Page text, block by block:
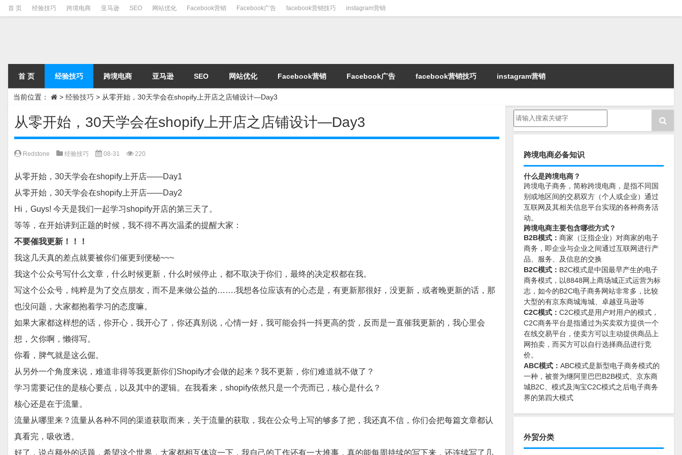
首 页 经验技巧 跨境电商 亚马逊 SEO 网站优化 Facebook营销 Facebook广告 facebook营销技巧 instagram营销
首 页 经验技巧 跨境电商 亚马逊 SEO 网站优化 Facebook营销 Facebook广告 facebook营销技巧 instagram营销
当前位置： > 经验技巧 > 从零开始，30天学会在shopify上开店之店铺设计—Day3
从零开始，30天学会在shopify上开店之店铺设计—Day3
Redstone 经验技巧 08-31 220
从零开始，30天学会在shopify上开店——Day1
从零开始，30天学会在shopify上开店——Day2
Hi，Guys! 今天是我们一起学习shopify开店的第三天了。
等等，在开始讲到正题的时候，我不得不再次温柔的提醒大家：
不要催我更新！！！
我这几天真的差点就要被你们催更到便秘~~~
我这个公众号写什么文章，什么时候更新，什么时候停止，都不取决于你们，最终的决定权都在我。
写这个公众号，纯粹是为了交点朋友，而不是来做公益的…….我想各位应该有的心态是，有更新那很好，没更新，或者晚更新的话，那
也没问题，大家都抱着学习的态度嘛。
如果大家都这样想的话，你开心，我开心了，你还真别说，心情一好，我可能会抖一抖更高的货，反而是一直催我更新的，我心里会
想，欠你啊，懒得写。
你看，脾气就是这么倔。
从另外一个角度来说，难道非得等我更新你们Shopify才会做的起来？我不更新，你们难道就不做了？
学习需要记住的是核心要点，以及其中的逻辑。在我看来，shopify依然只是一个壳而已，核心是什么？
核心还是在于流量。
流量从哪里来？流量从各种不同的渠道获取而来，关于流量的获取，我在公众号上写的够多了把，我还真不信，你们会把每篇文章都认
真看完，吸收透。
好了，说点额外的话题，希望这个世界，大家都相互体谅一下，我自己的工作还有一大堆事，真的能每周持续的写下来，还连续写了几
跨境电商必备知识
什么是跨境电商？
跨境电子商务，简称跨境电商，是指不同国
别或地区间的交易双方（个人或企业）通过
互联网及其相关信息平台实现的各种商务活
动。
跨境电商主要包含哪些方式？
B2B模式： 商家（泛指企业）对商家的电子
商务，即企业与企业之间通过互联网进行产
品、服务、及信息的交换
B2C模式： B2C模式是中国最早产生的电子
商务模式，以8848网上商场城正式运营为标
志，如今的B2C电子商务网站非常多，比较
大型的有京东商城海城、卓越亚马逊等
C2C模式： C2C模式是用户对用户的模式，
C2C商务平台是指通过为买卖双方提供一个
在线交易平台，使卖方可以主动提供商品上
网拍卖，而买方可以自行选择商品进行竞
价。
ABC模式： ABC模式是新型电子商务模式的
一种，被誉为继阿里巴巴B2B模式、京东商
城B2C、模式及淘宝C2C模式之后电子商务
界的第四大模式
外贸分类